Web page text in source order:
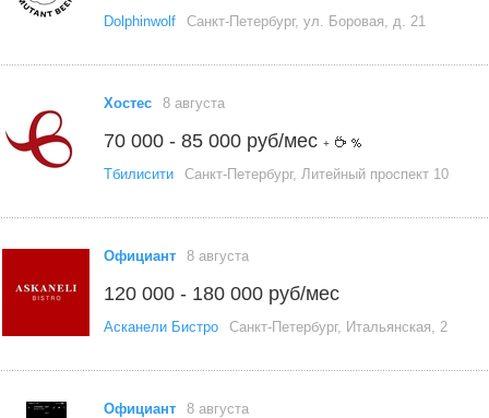
Dolphinwolf Санкт-Петербург, ул. Боровая, д. 21
Хостес 8 августа
70 000 - 85 000 руб/мес +
Тбилисити Санкт-Петербург, Литейный проспект 10
Официант 8 августа
120 000 - 180 000 руб/мес
Асканели Бистро Санкт-Петербург, Итальянская, 2
Официант 8 августа